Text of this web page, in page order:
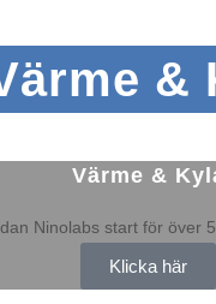
&
Värme &
Ninolabs start för över
Klicka här